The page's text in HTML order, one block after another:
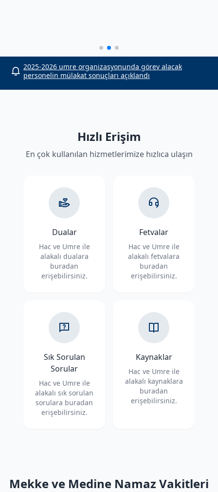
2025-2026 umre organizasyonunda görev alacak
personelin mülakat sonuçları açıklandı
Hızlı Erişim
En çok kullanılan hizmetlerimize hızlıca ulaşın
Dualar
Hac ve Umre ile
alakalı dualara
buradan
erişebilirsiniz.
Fetvalar
Hac ve Umre ile
alakalı fetvalara
buradan
erişebilirsiniz.
Sık Sorulan
Sorular
Hac ve Umre ile
alakalı sık sorulan
sorulara buradan
erişebilirsiniz.
Kaynaklar
Hac ve Umre ile
alakalı kaynaklara
buradan
erişebilirsiniz.
Mekke ve Medine Namaz Vakitleri